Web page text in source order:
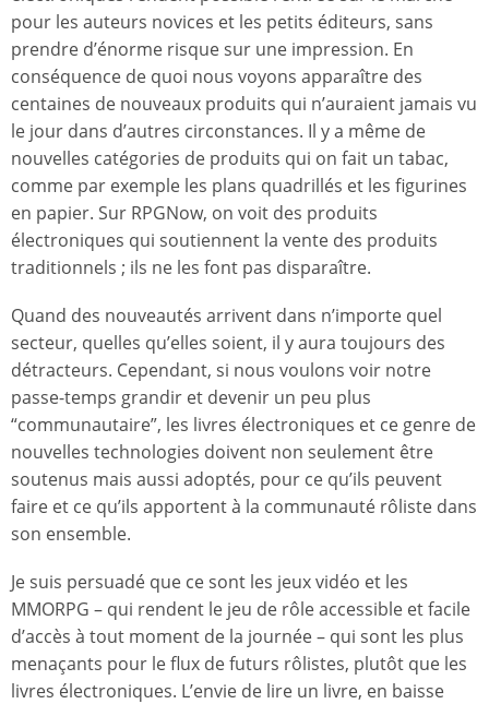
pour les auteurs novices et les petits éditeurs, sans
prendre d’énorme risque sur une impression. En
conséquence de quoi nous voyons apparaître des
centaines de nouveaux produits qui n’auraient jamais vu
le jour dans d’autres circonstances. Il y a même de
nouvelles catégories de produits qui on fait un tabac,
comme par exemple les plans quadrillés et les figurines
en papier. Sur RPGNow, on voit des produits
électroniques qui soutiennent la vente des produits
traditionnels ; ils ne les font pas disparaître.
Quand des nouveautés arrivent dans n’importe quel
secteur, quelles qu’elles soient, il y aura toujours des
détracteurs. Cependant, si nous voulons voir notre
passe-temps grandir et devenir un peu plus
“communautaire”, les livres électroniques et ce genre de
nouvelles technologies doivent non seulement être
soutenus mais aussi adoptés, pour ce qu’ils peuvent
faire et ce qu’ils apportent à la communauté rôliste dans
son ensemble.
Je suis persuadé que ce sont les jeux vidéo et les
MMORPG – qui rendent le jeu de rôle accessible et facile
d’accès à tout moment de la journée – qui sont les plus
menaçants pour le flux de futurs rôlistes, plutôt que les
livres électroniques. L’envie de lire un livre, en baisse